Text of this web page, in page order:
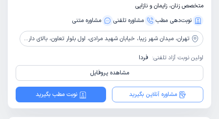
متخصص زنان، زایمان و نازایی
نوبت‌دهی مطب
مشاوره‌ تلفنی مشاوره‌ متنی
تهران، میدان شهر زیبا، خیابان شهید مرادی، اول بلوار تعاون، بالای داروخانه دکتر نظیری، ساختمان پزشکان ایران، طبقه 3 واحد 6
اولین نوبت آزاد تلفنی: فردا
مشاهده پروفایل
مشاوره آنلاین بگیرید نوبت مطب بگیرید